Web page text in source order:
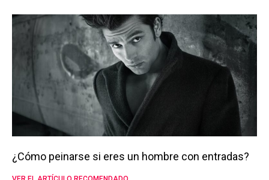
¿Cómo peinarse si eres un hombre con entradas?